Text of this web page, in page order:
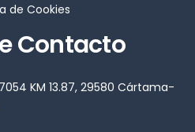
de Cookies
Contacto
KM 13.87, 29580 Cártama-